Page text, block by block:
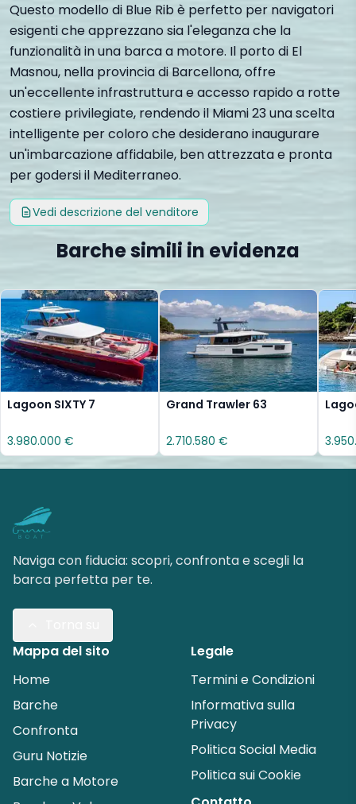
Questo modello di Blue Rib è perfetto per navigatori
esigenti che apprezzano sia l'eleganza che la
funzionalità in una barca a motore. Il porto di El
Masnou, nella provincia di Barcellona, offre
un'eccellente infrastruttura e accesso rapido a rotte
costiere privilegiate, rendendo il Miami 23 una scelta
intelligente per coloro che desiderano inaugurare
un'imbarcazione affidabile, ben attrezzata e pronta
per godersi il Mediterraneo.
Vedi descrizione del venditore
Barche simili in evidenza
Lagoon SIXTY 7
3.980.000 €
Grand Trawler 63
2.710.580 €
Naviga con fiducia: scopri, confronta e scegli la
barca perfetta per te.
Mappa del sito
Home
Barche
Confronta
Guru Notizie
Barche a Motore
Legale
Termini e Condizioni
Informativa sulla
Privacy
Politica Social Media
Politica sui Cookie